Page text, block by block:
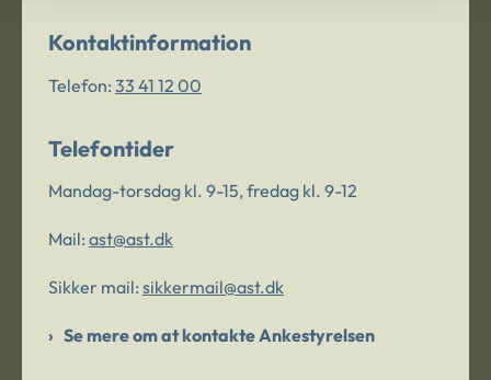
Kontaktinformation
Telefon: 33 41 12 00
Telefontider
Mandag-torsdag kl. 9-15, fredag kl. 9-12
Mail: ast@ast.dk
Sikker mail: sikkermail@ast.dk
Se mere om at kontakte Ankestyrelsen